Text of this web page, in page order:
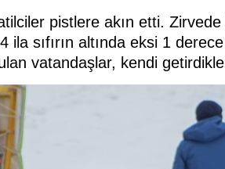
pistlere akın etti.
ila sıfırın altında eksi 1
vatandaşlar, kendi